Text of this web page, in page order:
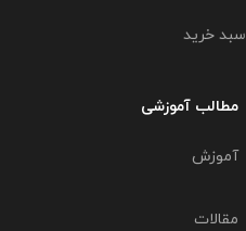
سبد خرید
مطالب آموزشی
آموزش
مقالات